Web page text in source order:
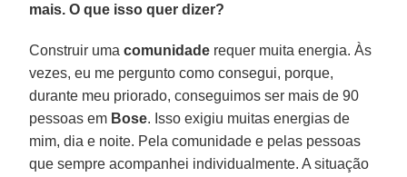
mais. O que isso quer dizer?
Construir umacomunidade requer muita energia. Às
vezes, eu me pergunto como consegui, porque,
durante meu priorado, conseguimos ser mais de 90
pessoas em Bose. Isso exigiu muitas energias de
mim, dia e noite. Pela comunidade e pelas pessoas
que sempre acompanhei individualmente. A situação